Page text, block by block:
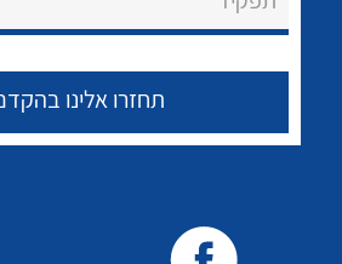
נקודות מכירה
הצוות שלנו
שאלות ותשובות
לכל מוצרי היצרן